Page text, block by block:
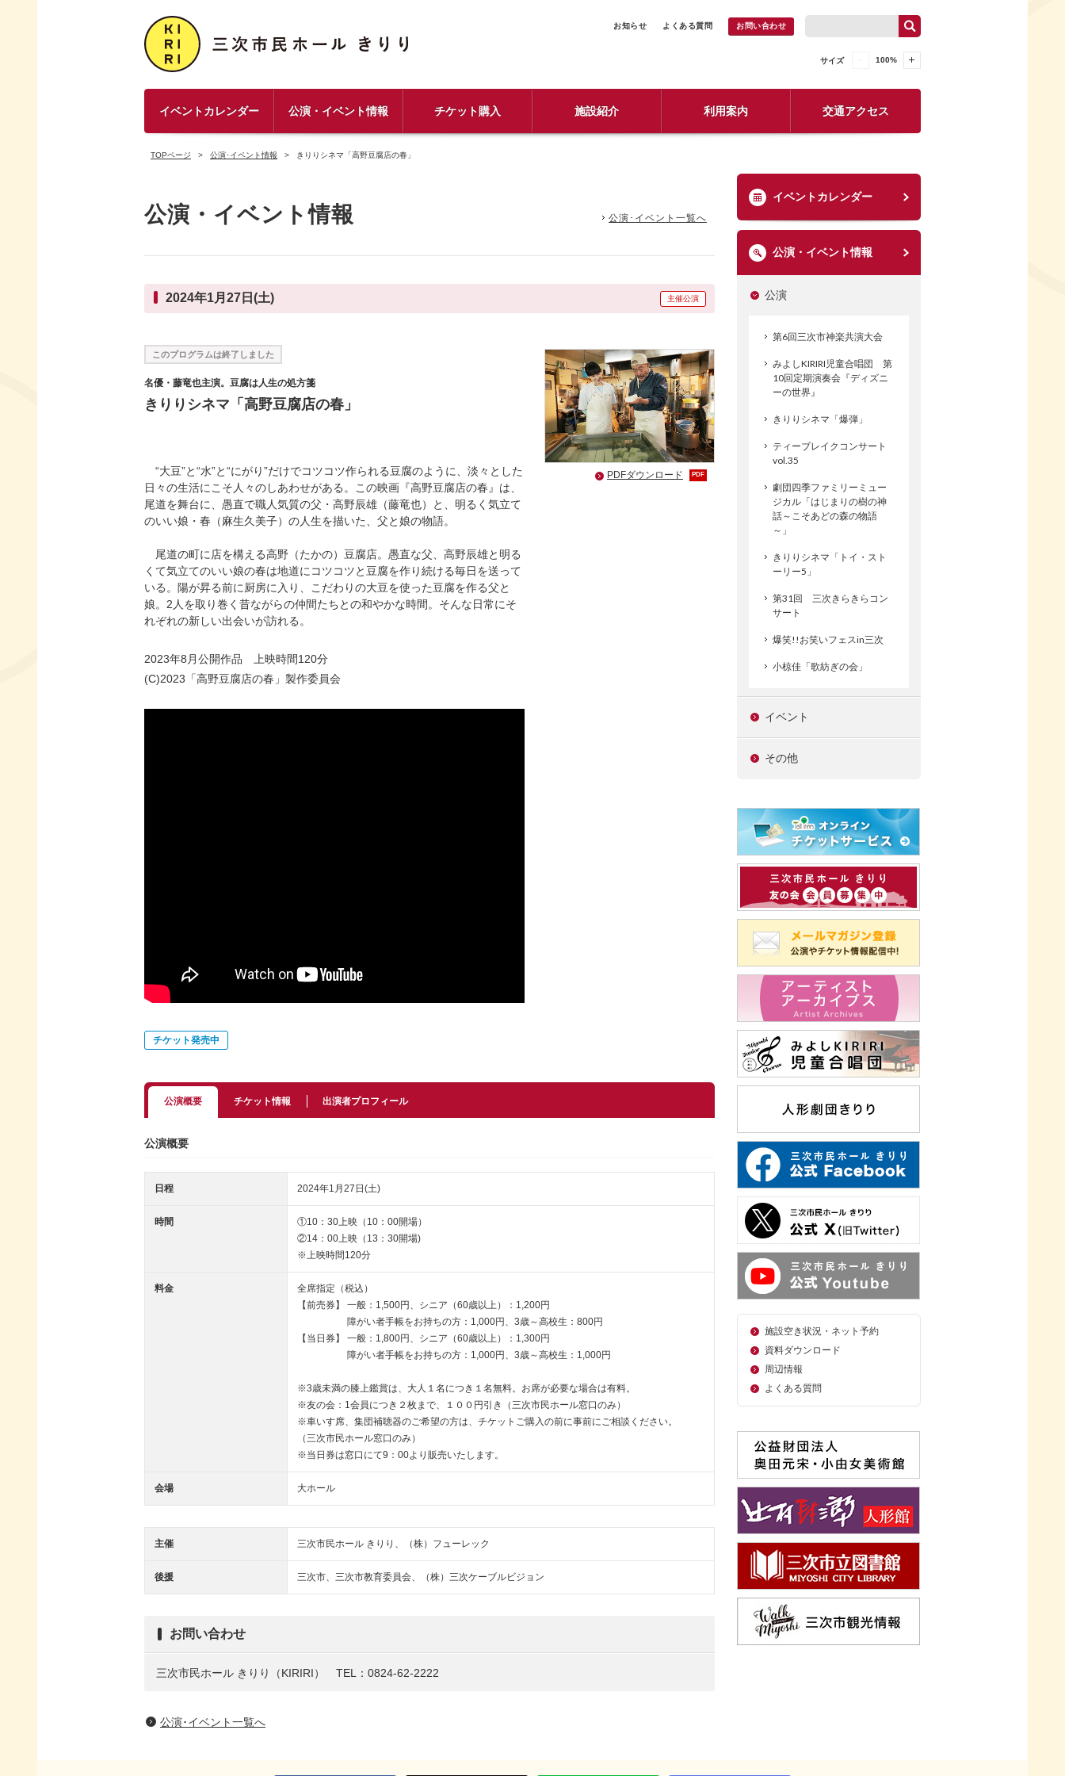
お知らせ よくある質問 お問い合わせ
サイズ 100%
イベントカレンダー 公演・イベント情報 チケット購入 施設紹介 利用案内 交通アクセス
TOPページ 公演･イベント情報 きりりシネマ「高野豆腐店の春」
公演・イベント情報 公演･イベント一覧へ
2024年1月27日(土) 主催公演
このプログラムは終了しました
名優・藤竜也主演。豆腐は人生の処方箋
きりりシネマ「高野豆腐店の春」
“大豆”と“水”と“にがり”だけでコツコツ作られる豆腐のように、淡々とした
日々の生活にこそ人々のしあわせがある。この映画『高野豆腐店の春』は、
尾道を舞台に、愚直で職人気質の父・高野辰雄（藤竜也）と、明るく気立て
のいい娘・春（麻生久美子）の人生を描いた、父と娘の物語。
尾道の町に店を構える高野（たかの）豆腐店。愚直な父、高野辰雄と明る
くて気立てのいい娘の春は地道にコツコツと豆腐を作り続ける毎日を送って
いる。陽が昇る前に厨房に入り、こだわりの大豆を使った豆腐を作る父と
娘。2人を取り巻く昔ながらの仲間たちとの和やかな時間。そんな日常にそ
れぞれの新しい出会いが訪れる。
2023年8月公開作品 上映時間120分
(C)2023「高野豆腐店の春」製作委員会
チケット発売中
PDFダウンロード PDF
公演概要 チケット情報 出演者プロフィール
公演概要
日程 2024年1月27日(土)
時間
①10：30上映（10：00開場）
②14：00上映（13：30開場)
※上映時間120分
料金
全席指定（税込）
【前売券】 一般：1,500円、シニア（60歳以上）：1,200円
障がい者手帳をお持ちの方：1,000円、3歳～高校生：800円
【当日券】 一般：1,800円、シニア（60歳以上）：1,300円
障がい者手帳をお持ちの方：1,000円、3歳～高校生：1,000円
※3歳未満の膝上鑑賞は、大人１名につき１名無料。お席が必要な場合は有料。
※友の会：1会員につき２枚まで、１００円引き（三次市民ホール窓口のみ）
※車いす席、集団補聴器のご希望の方は、チケットご購入の前に事前にご相談ください。
（三次市民ホール窓口のみ）
※当日券は窓口にて9：00より販売いたします。
会場 大ホール
主催 三次市民ホール きりり、（株）フューレック
後援 三次市、三次市教育委員会、（株）三次ケーブルビジョン
お問い合わせ
三次市民ホール きりり（KIRIRI） TEL：0824-62-2222
公演･イベント一覧へ
イベントカレンダー
公演・イベント情報
公演
第6回三次市神楽共演大会
みよしKIRIRI児童合唱団 第
10回定期演奏会『ディズニ
ーの世界』
きりりシネマ「爆弾」
ティーブレイクコンサート
vol.35
劇団四季ファミリーミュー
ジカル「はじまりの樹の神
話～こそあどの森の物語
～」
きりりシネマ「トイ・スト
ーリー5」
第31回 三次きらきらコン
サート
爆笑!!お笑いフェスin三次
小椋佳「歌紡ぎの会」
イベント
その他
施設空き状況・ネット予約
資料ダウンロード
周辺情報
よくある質問